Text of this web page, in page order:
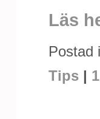
Läs
Postad i
Tips |